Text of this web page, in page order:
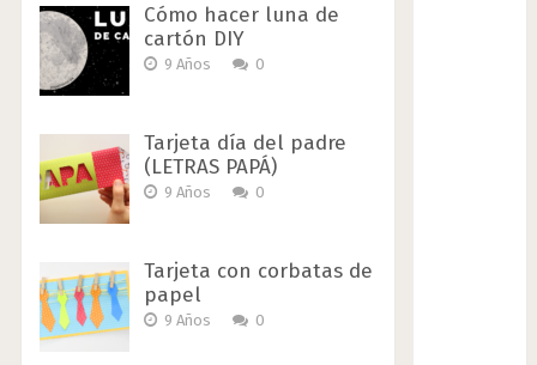
Cómo hacer luna de
cartón DIY
9 Años 0
Tarjeta día del padre
(LETRAS PAPÁ)
9 Años 0
Tarjeta con corbatas de
papel
9 Años 0